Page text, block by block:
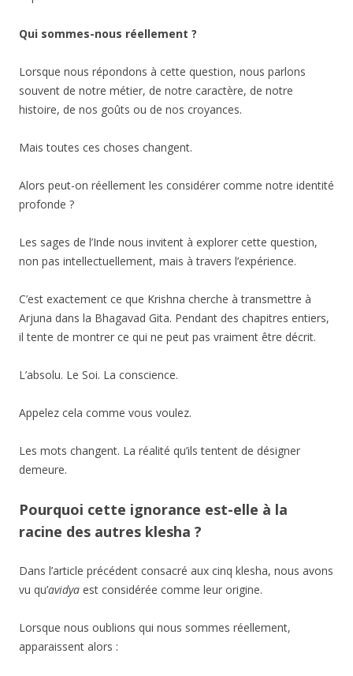
Qui sommes-nous réellement ?
Lorsque nous répondons à cette question, nous parlons
souvent de notre métier, de notre caractère, de notre
histoire, de nos goûts ou de nos croyances.
Mais toutes ces choses changent.
Alors peut-on réellement les considérer comme notre identité
profonde ?
Les sages de l’Inde nous invitent à explorer cette question,
non pas intellectuellement, mais à travers l’expérience.
C’est exactement ce que Krishna cherche à transmettre à
Arjuna dans la Bhagavad Gita. Pendant des chapitres entiers,
il tente de montrer ce qui ne peut pas vraiment être décrit.
L’absolu. Le Soi. La conscience.
Appelez cela comme vous voulez.
Les mots changent. La réalité qu’ils tentent de désigner
demeure.
Pourquoi cette ignorance est-elle à la
racine des autres klesha ?
Dans l’article précédent consacré aux cinq klesha, nous avons
vu qu’avidya est considérée comme leur origine.
Lorsque nous oublions qui nous sommes réellement,
apparaissent alors :